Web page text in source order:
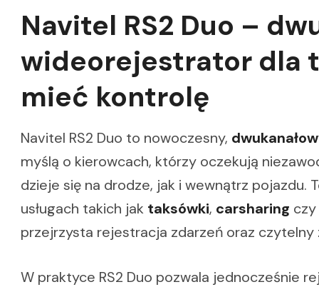
Navitel RS2 Duo –
wideorejestrator dla
mieć kontrolę
Navitel RS2 Duo to nowoczesny,
myślą o kierowcach, którzy oczekują
dzieje się na drodze, jak i wewnątrz pojazdu.
usługach takich jak taksówki, carsharing czy
przejrzysta rejestracja zdarzeń oraz czytelny
W praktyce RS2 Duo pozwala jednocześnie